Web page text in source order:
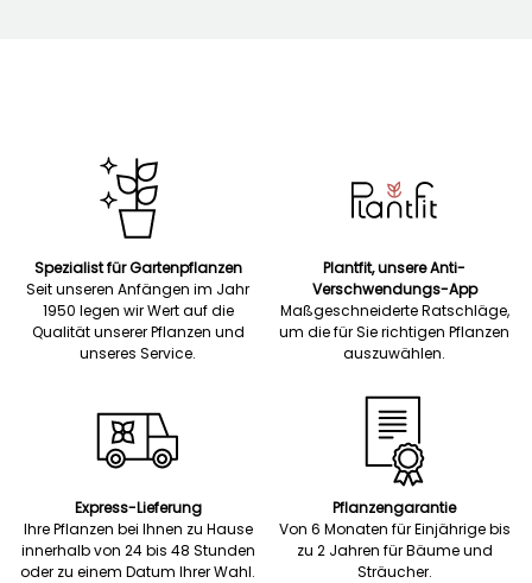
Spezialist für Gartenpflanzen
Seit unseren Anfängen im Jahr
1950 legen wir Wert auf die
Qualität unserer Pflanzen und
unseres Service.
Plantfit, unsere Anti-
Verschwendungs-App
Maßgeschneiderte Ratschläge,
um die für Sie richtigen Pflanzen
auszuwählen.
Express-Lieferung
Ihre Pflanzen bei Ihnen zu Hause
innerhalb von 24 bis 48 Stunden
oder zu einem Datum Ihrer Wahl.
Pflanzengarantie
Von 6 Monaten für Einjährige bis
zu 2 Jahren für Bäume und
Sträucher.